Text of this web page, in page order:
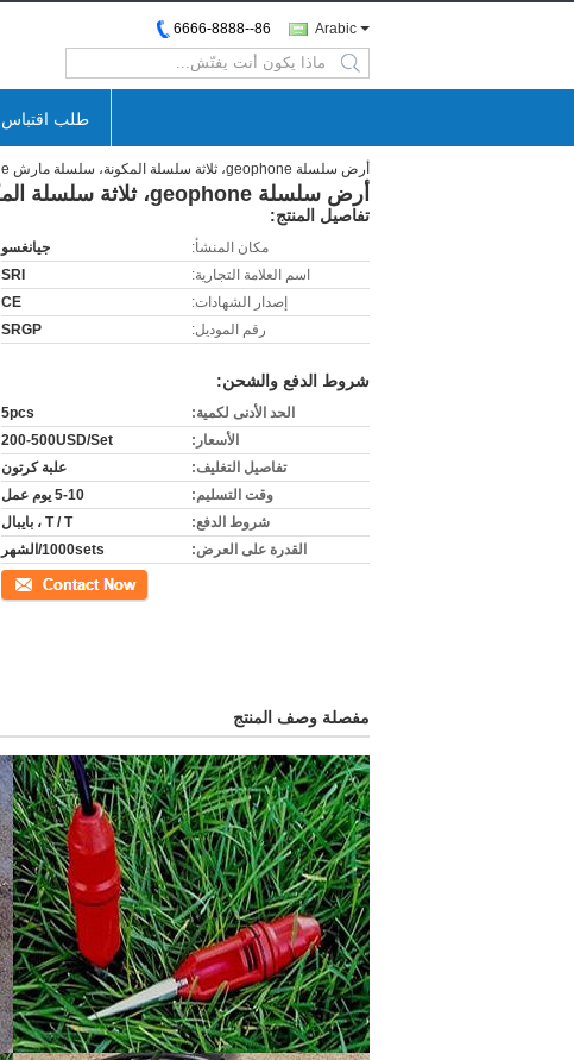
Arabic
86--6666-8888
search
طلب اقتباس
أرض سلسلة geophone، ثلاثة سلسلة المكونة، سلسلة مارش geophone
أرض سلسلة geophone، ثلاثة سلسلة المكونة، سلسلة مارش geophone
تفاصيل المنتج:
مكان المنشأ:
جيانغسو
اسم العلامة التجارية:
SRI
إصدار الشهادات:
CE
رقم الموديل:
SRGP
شروط الدفع والشحن:
الحد الأدنى لكمية:
5pcs
الأسعار:
200-500USD/Set
تفاصيل التغليف:
علبة كرتون
وقت التسليم:
5-10 يوم عمل
شروط الدفع:
T / T ، بايبال
القدرة على العرض:
1000sets/الشهر
اتصل
مفصلة وصف المنتج